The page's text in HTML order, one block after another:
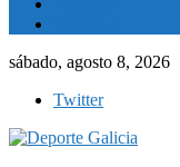
sábado, agosto 8, 2026
Twitter